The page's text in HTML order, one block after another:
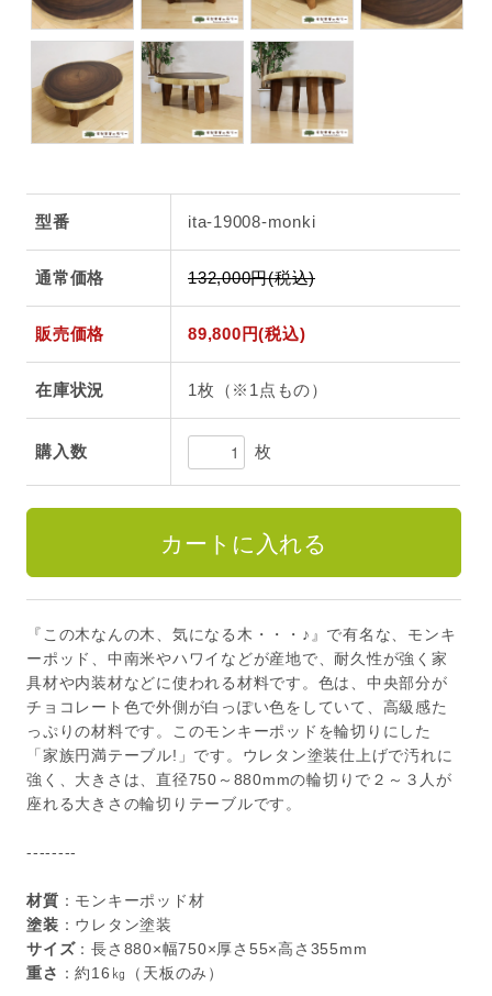
型番 ita-19008-monki
通常価格 132,000円(税込)
販売価格 89,800円(税込)
在庫状況 1枚（※1点もの）
購入数 枚
『この木なんの木、気になる木・・・♪』で有名な、モンキ
ーポッド、中南米やハワイなどが産地で、耐久性が強く家
具材や内装材などに使われる材料です。色は、中央部分が
チョコレート色で外側が白っぽい色をしていて、高級感た
っぷりの材料です。このモンキーポッドを輪切りにした
「家族円満テーブル!」です。ウレタン塗装仕上げで汚れに
強く、大きさは、直径750～880mmの輪切りで２～３人が
座れる大きさの輪切りテーブルです。
--------
材質 ：モンキーポッド材
塗装 ：ウレタン塗装
サイズ：長さ880×幅750×厚さ55×高さ355mm
重さ ：約16㎏（天板のみ）